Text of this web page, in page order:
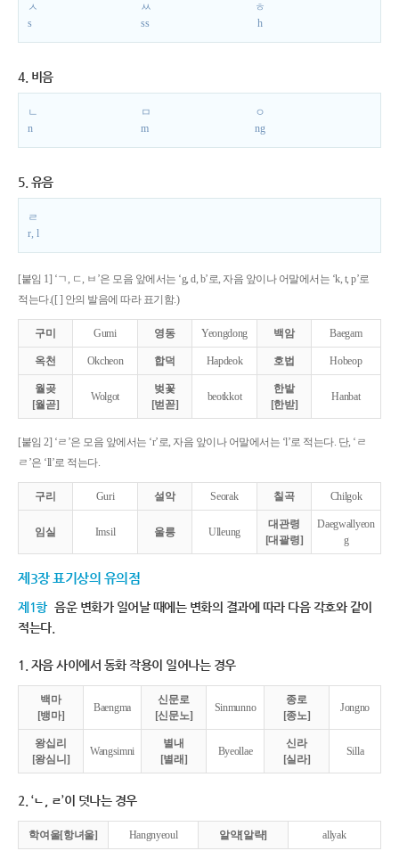
ㅅ
s
ㅆ
ss
ㅎ
h
4. 비음
ㄴ
n
ㅁ
m
ㅇ
ng
5. 유음
ㄹ
r, l
[붙임 1] ‘ㄱ, ㄷ, ㅂ’은 모음 앞에서는 ‘g, d, b’로, 자음 앞이나 어말에서는 ‘k, t, p’로
적는다.([ ] 안의 발음에 따라 표기함.)
구미 Gumi 영동 Yeongdong 백암 Baegam
옥천 Okcheon 합덕 Hapdeok 호법 Hobeop
월곶
[월곧]
Wolgot
벚꽃
[벋꼳]
beotkkot
한밭
[한받]
Hanbat
[붙임 2] ‘ㄹ’은 모음 앞에서는 ‘r’로, 자음 앞이나 어말에서는 ‘l’로 적는다. 단, ‘ㄹ
ㄹ’은 ‘ll’로 적는다.
구리 Guri 설악 Seorak 칠곡 Chilgok
임실 Imsil 울릉 Ulleung
대관령
[대괄령]
Daegwallyeon
g
제3장 표기상의 유의점
제1항 음운 변화가 일어날 때에는 변화의 결과에 따라 다음 각호와 같이
적는다.
1. 자음 사이에서 동화 작용이 일어나는 경우
백마
[뱅마]
Baengma
신문로
[신문노]
Sinmunno
종로
[종노]
Jongno
왕십리
[왕심니]
Wangsimni
별내
[별래]
Byeollae
신라
[실라]
Silla
2. ‘ㄴ, ㄹ’이 덧나는 경우
학여울[항녀울] Hangnyeoul 알약[알략] allyak